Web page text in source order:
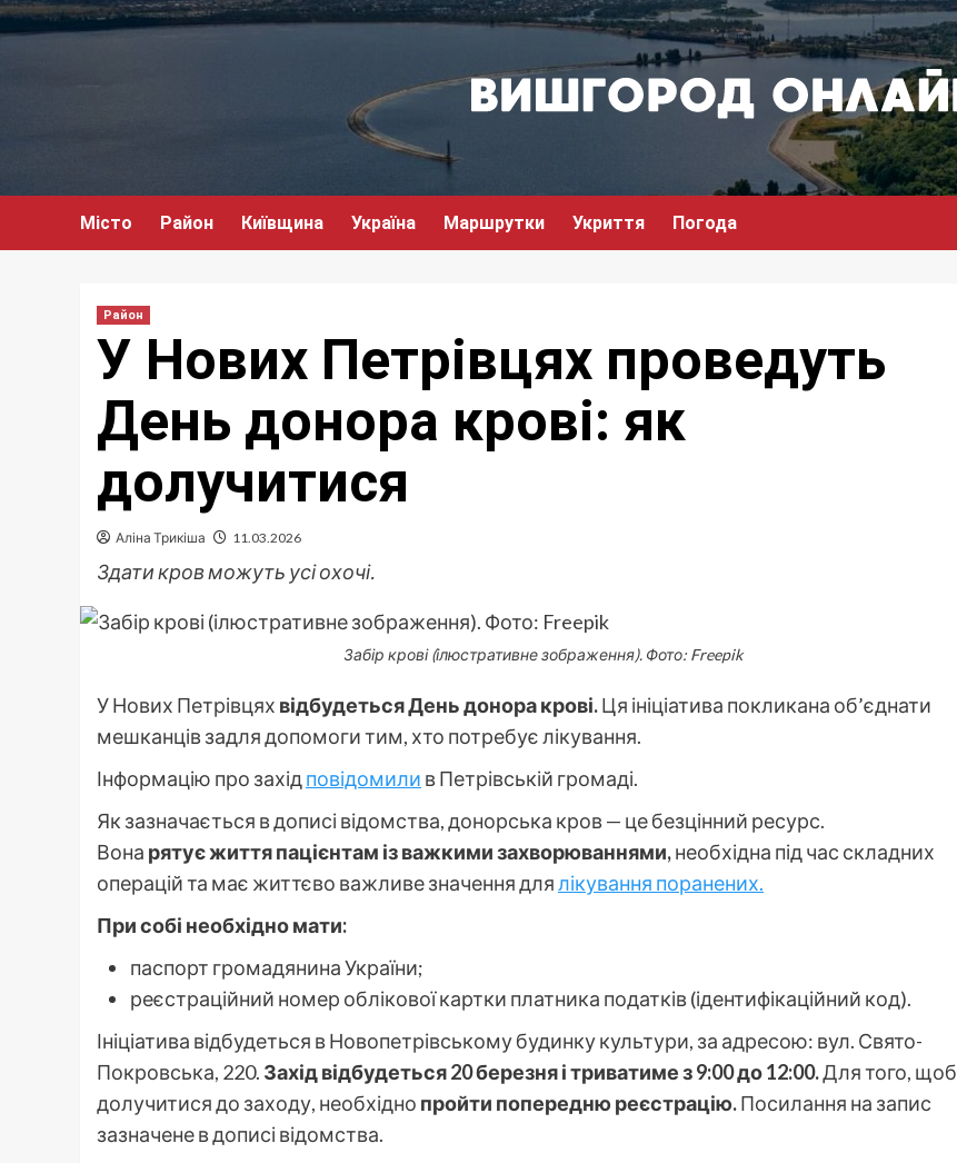
Перейти
до
Місто Район Київщина Україна Маршрутки Укриття Погода
Район
У Нових Петрівцях проведуть
День донора крові: як
долучитися
Аліна Трикіша 11.03.2026
Здати кров можуть усі охочі.
Забір крові (ілюстративне зображення). Фото: Freepik
У Нових Петрівцях відбудеться День донора крові.Ця ініціатива покликана об’єднати
мешканців задля допомоги тим, хто потребує лікування.
Інформацію про західповідомили в Петрівській громаді.
Як зазначається в дописі відомства, донорська кров — це безцінний ресурс.
Вона рятує життя пацієнтам із важкими захворюваннями,необхідна під час складних
операцій та має життєво важливе значення длялікування поранених.
При собі необхідно мати:
паспорт громадянина України;
реєстраційний номер облікової картки платника податків (ідентифікаційний код).
Ініціатива відбудеться в Новопетрівському будинку культури, за адресою: вул. Свято-
Покровська, 220. Захід відбудеться 20 березня і триватиме з 9:00 до 12:00.Для того, щоб
долучитися до заходу, необхідно пройти попередню реєстрацію.Посилання на запис
зазначене в дописі відомства.